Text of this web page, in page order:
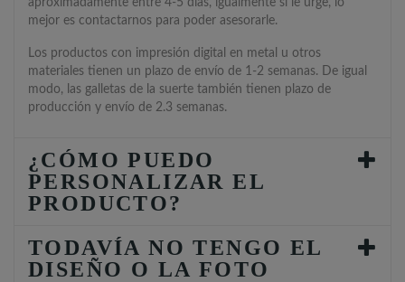
aproximadamente entre 4-5 días, igualmente si le urge, lo
mejor es contactarnos para poder asesorarle.
Los productos con impresión digital en metal u otros
materiales tienen un plazo de envío de 1-2 semanas. De igual
modo, las galletas de la suerte también tienen plazo de
producción y envío de 2.3 semanas.
¿CÓMO PUEDO
PERSONALIZAR EL
PRODUCTO?
TODAVÍA NO TENGO EL
DISEÑO O LA FOTO